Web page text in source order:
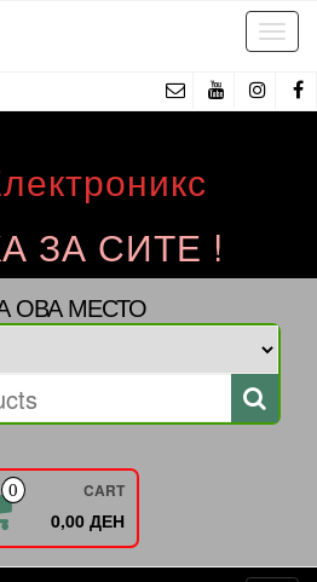
ЗА СИТЕ !
ОВА МЕСТО
0 CART
0,00 ДЕН